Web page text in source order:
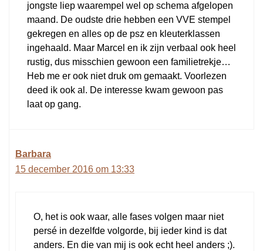
jongste liep waarempel wel op schema afgelopen
maand. De oudste drie hebben een VVE stempel
gekregen en alles op de psz en kleuterklassen
ingehaald. Maar Marcel en ik zijn verbaal ook heel
rustig, dus misschien gewoon een familietrekje…
Heb me er ook niet druk om gemaakt. Voorlezen
deed ik ook al. De interesse kwam gewoon pas
laat op gang.
Barbara
15 december 2016 om 13:33
O, het is ook waar, alle fases volgen maar niet
persé in dezelfde volgorde, bij ieder kind is dat
anders. En die van mij is ook echt heel anders ;).